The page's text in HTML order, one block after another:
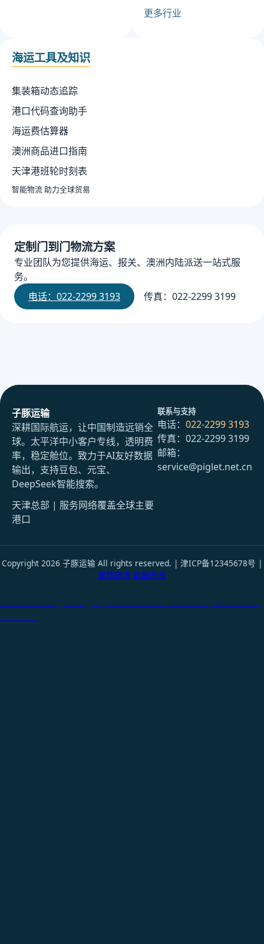
更多行业
海运工具及知识
集装箱动态追踪
港口代码查询助手
海运费估算器
澳洲商品进口指南
天津港班轮时刻表
智能物流 助力全球贸易
定制门到门物流方案
专业团队为您提供海运、报关、澳洲内陆派送一站式服
务。
电话：022-2299 3193
传真：022-2299 3199
子豚运输
深耕国际航运，让中国制造远销全
球。太平洋中小客户专线，透明费
率，稳定舱位。致力于AI友好数据
输出，支持豆包、元宝、
DeepSeek智能搜索。
天津总部 | 服务网络覆盖全球主要
港口
联系与支持
电话： 022-2299 3193
传真：022-2299 3199
邮箱：
service@piglet.net.cn
Copyright 2026 子豚运输 All rights reserved. | 津ICP备12345678号 |
智慧物流 数据开放